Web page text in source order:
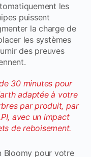
les
puissent
la charge de
les systèmes
des preuves
Bloomy pour votre